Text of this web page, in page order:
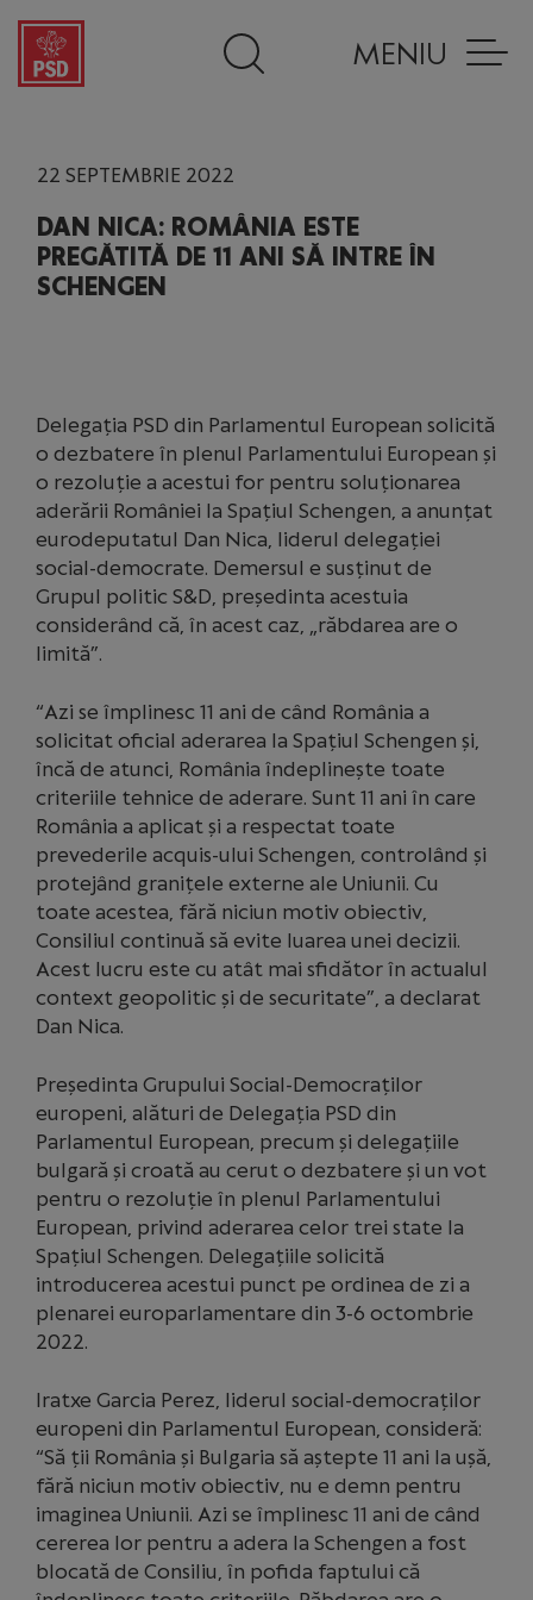
MENIU
22 SEPTEMBRIE 2022
DAN NICA: ROMÂNIA ESTE
PREGĂTITĂ DE 11 ANI SĂ INTRE ÎN
SCHENGEN
Delegația PSD din Parlamentul European solicită
o dezbatere în plenul Parlamentului European și
o rezoluție a acestui for pentru soluționarea
aderării României la Spațiul Schengen, a anunțat
eurodeputatul Dan Nica, liderul delegației
social-democrate. Demersul e susținut de
Grupul politic S&D, președinta acestuia
considerând că, în acest caz, „răbdarea are o
limită”.
“Azi se împlinesc 11 ani de când România a
solicitat oficial aderarea la Spațiul Schengen și,
încă de atunci, România îndeplinește toate
criteriile tehnice de aderare. Sunt 11 ani în care
România a aplicat și a respectat toate
prevederile acquis-ului Schengen, controlând și
protejând granițele externe ale Uniunii. Cu
toate acestea, fără niciun motiv obiectiv,
Consiliul continuă să evite luarea unei decizii.
Acest lucru este cu atât mai sfidător în actualul
context geopolitic și de securitate”, a declarat
Dan Nica.
Președinta Grupului Social-Democraților
europeni, alături de Delegația PSD din
Parlamentul European, precum și delegațiile
bulgară și croată au cerut o dezbatere și un vot
pentru o rezoluție în plenul Parlamentului
European, privind aderarea celor trei state la
Spațiul Schengen. Delegațiile solicită
introducerea acestui punct pe ordinea de zi a
plenarei europarlamentare din 3-6 octombrie
2022.
Iratxe Garcia Perez, liderul social-democraților
europeni din Parlamentul European, consideră:
“Să ții România și Bulgaria să aștepte 11 ani la ușă,
fără niciun motiv obiectiv, nu e demn pentru
imaginea Uniunii. Azi se împlinesc 11 ani de când
cererea lor pentru a adera la Schengen a fost
blocată de Consiliu, în pofida faptului că